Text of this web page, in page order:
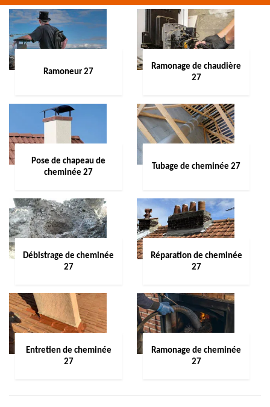
Ramoneur 27
Ramonage de chaudière
27
Pose de chapeau de
cheminée 27
Tubage de cheminée 27
Débistrage de cheminée
27
Réparation de cheminée
27
Entretien de cheminée
27
Ramonage de cheminée
27